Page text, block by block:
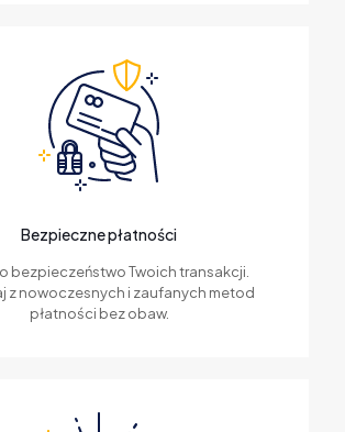
Bezpieczne płatności
bezpieczeństwo Twoich transakcji.
z nowoczesnych i zaufanych metod
płatności bez obaw.